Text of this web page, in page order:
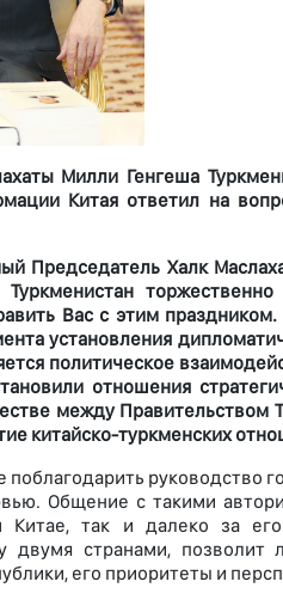
Милли Генгеша
Китая ответил на
Председатель Халк
Вас с этим
установления
политическое
отношения
между Правительством
китайско-туркменских
поблагодарить руководство
Общение с такими
так и далеко за
странами, позволит
его приоритеты и